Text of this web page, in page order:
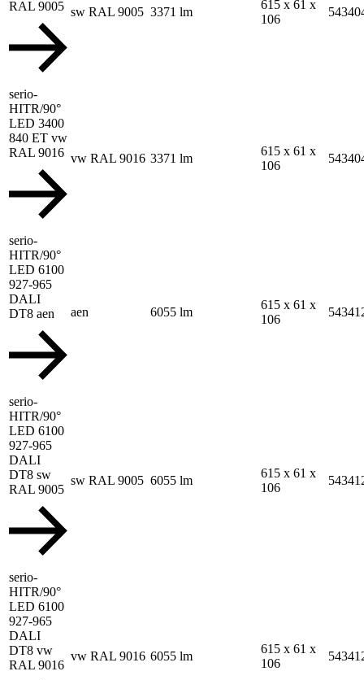
RAL 9005 sw RAL 9005 3371 lm
615 x 61 x
106
serio-
HITR/90°
LED 3400
840 ET vw
RAL 9016 vw RAL 9016 3371 lm
615 x 61 x
106
serio-
HITR/90°
LED 6100
927-965
DALI
DT8 aen
aen 6055 lm
615 x 61 x
106
serio-
HITR/90°
LED 6100
927-965
DALI
DT8 sw
RAL 9005
sw RAL 9005 6055 lm
615 x 61 x
106
serio-
HITR/90°
LED 6100
927-965
DALI
DT8 vw
RAL 9016
vw RAL 9016 6055 lm
615 x 61 x
106